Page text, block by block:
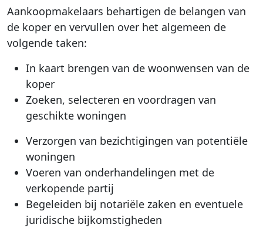
Aankoopmakelaars behartigen de belangen van
de koper en vervullen over het algemeen de
volgende taken:
In kaart brengen van de woonwensen van de
koper
Zoeken, selecteren en voordragen van
geschikte woningen
Verzorgen van bezichtigingen van potentiële
woningen
Voeren van onderhandelingen met de
verkopende partij
Begeleiden bij notariële zaken en eventuele
juridische bijkomstigheden